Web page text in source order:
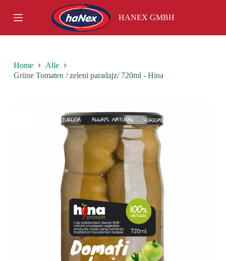
k
p
o
HANEX GMBH
Home
Alle
Grüne Tomaten / zeleni paradajz/ 720ml - Hina